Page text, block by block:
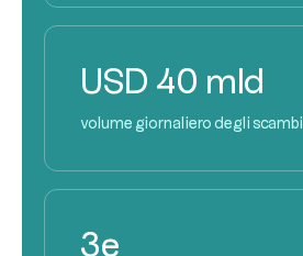
USD 40 mld
volume giornaliero degli scambi
3e